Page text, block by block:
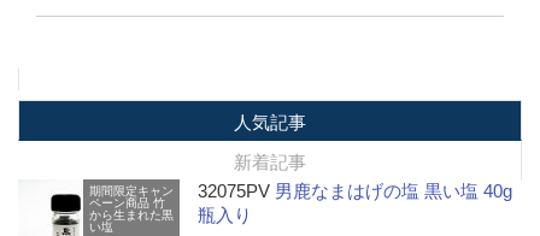
人気記事
新着記事
期間限定キャン
ペーン商品 竹
から生まれた黒
い塩
32075PV 男鹿なまはげの塩 黒い塩 40g
瓶入り